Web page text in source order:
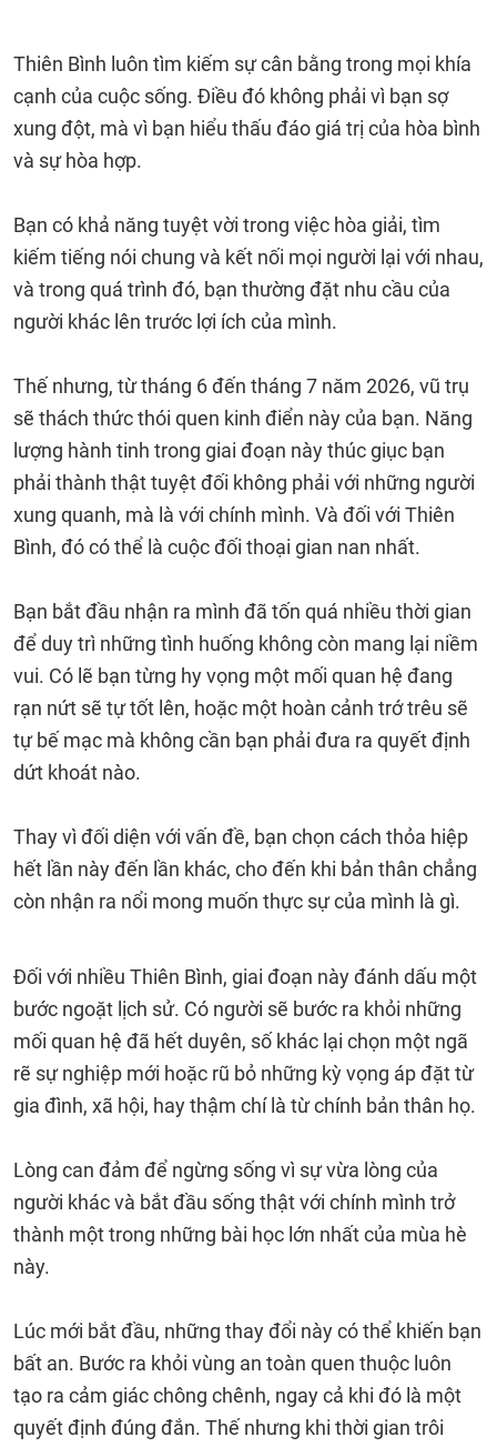
Thiên Bình luôn tìm kiếm sự cân bằng trong mọi khía
cạnh của cuộc sống. Điều đó không phải vì bạn sợ
xung đột, mà vì bạn hiểu thấu đáo giá trị của hòa bình
và sự hòa hợp.
Bạn có khả năng tuyệt vời trong việc hòa giải, tìm
kiếm tiếng nói chung và kết nối mọi người lại với nhau,
và trong quá trình đó, bạn thường đặt nhu cầu của
người khác lên trước lợi ích của mình.
Thế nhưng, từ tháng 6 đến tháng 7 năm 2026, vũ trụ
sẽ thách thức thói quen kinh điển này của bạn. Năng
lượng hành tinh trong giai đoạn này thúc giục bạn
phải thành thật tuyệt đối không phải với những người
xung quanh, mà là với chính mình. Và đối với Thiên
Bình, đó có thể là cuộc đối thoại gian nan nhất.
Bạn bắt đầu nhận ra mình đã tốn quá nhiều thời gian
để duy trì những tình huống không còn mang lại niềm
vui. Có lẽ bạn từng hy vọng một mối quan hệ đang
rạn nứt sẽ tự tốt lên, hoặc một hoàn cảnh trớ trêu sẽ
tự bế mạc mà không cần bạn phải đưa ra quyết định
dứt khoát nào.
Thay vì đối diện với vấn đề, bạn chọn cách thỏa hiệp
hết lần này đến lần khác, cho đến khi bản thân chẳng
còn nhận ra nổi mong muốn thực sự của mình là gì.
Đối với nhiều Thiên Bình, giai đoạn này đánh dấu một
bước ngoặt lịch sử. Có người sẽ bước ra khỏi những
mối quan hệ đã hết duyên, số khác lại chọn một ngã
rẽ sự nghiệp mới hoặc rũ bỏ những kỳ vọng áp đặt từ
gia đình, xã hội, hay thậm chí là từ chính bản thân họ.
Lòng can đảm để ngừng sống vì sự vừa lòng của
người khác và bắt đầu sống thật với chính mình trở
thành một trong những bài học lớn nhất của mùa hè
này.
Lúc mới bắt đầu, những thay đổi này có thể khiến bạn
bất an. Bước ra khỏi vùng an toàn quen thuộc luôn
tạo ra cảm giác chông chênh, ngay cả khi đó là một
quyết định đúng đắn. Thế nhưng khi thời gian trôi